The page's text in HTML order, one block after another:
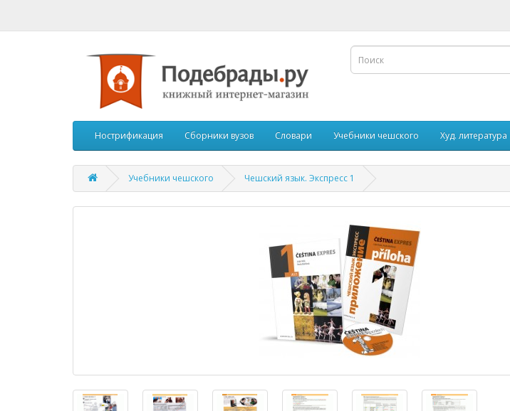
Нострификация Сборники вузов Словари Учебники чешского Худ. литература
Учебники чешского Чешский язык. Экспресс 1